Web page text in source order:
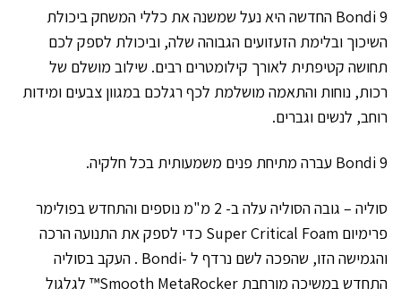
Bondi 9 החדשה היא נעל שמשנה את כללי המשחק ביכולת
השיכוך ובלימת הזעזועים הגבוהה שלה, וביכולת לספק לכם
תחושה קטיפתית לאורך קילומטרים רבים. שילוב מושלם של
רכות, נוחות והתאמה מושלמת לכף רגלכם במגוון צבעים ומידות
רוחב, לנשים וגברים.
Bondi 9 עברה מתיחת פנים משמעותית בכל חלקיה.
סוליה – גובה הסוליה עלה ב- 2 מ"מ נוספים והתחדש בפולימר
פרימיום Super Critical Foam כדי לספק את התנועה הרכה
והגמישה הזו, שהפכה לשם נרדף ל -Bondi . העקב בסוליה
התחדש במשיכה מורחבת Smooth MetaRocker™ לגלגול